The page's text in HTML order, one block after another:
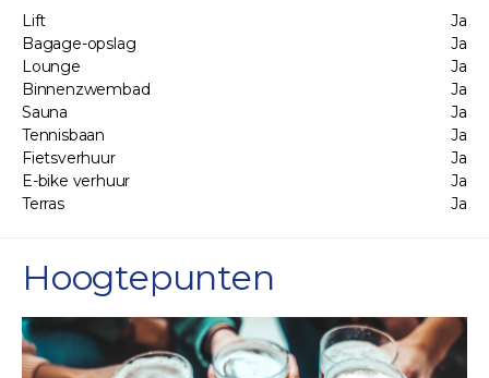
Lift
Ja
Bagage-opslag
Ja
Lounge
Ja
Binnenzwembad
Ja
Sauna
Ja
Tennisbaan
Ja
Fietsverhuur
Ja
E-bike verhuur
Ja
Terras
Ja
Hoogtepunten